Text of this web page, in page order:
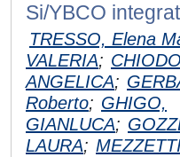
Si/YBCO
TRESSO, Elena
VALERIA;
ANGELICA;
Roberto; GHIGO,
GIANLUCA;
LAURA;